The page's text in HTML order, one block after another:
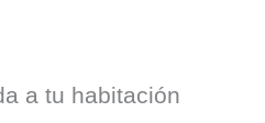
a tu habitación